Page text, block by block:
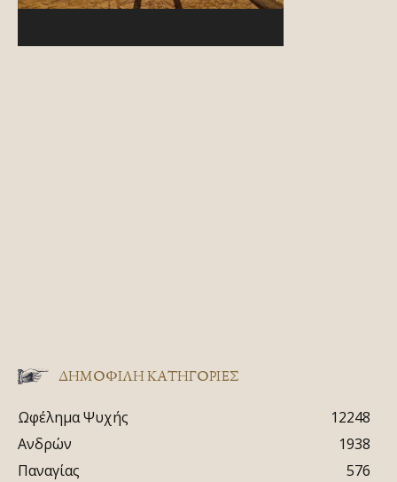
ΔΗΜΟΦΙΛΗ ΚΑΤΗΓΟΡΙΕΣ
Ωφέλημα Ψυχής
12248
Ανδρών
1938
Παναγίας
576